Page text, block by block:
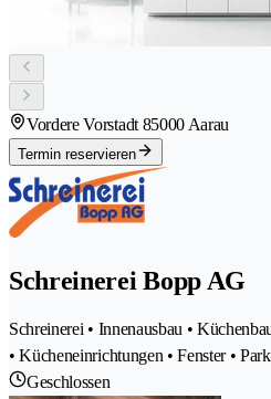
Vordere Vorstadt 85000 Aarau
Termin reservieren
Schreinerei Bopp AG
Schreinerei • Innenausbau •
• Kücheneinrichtungen • Fenster •
Geschlossen